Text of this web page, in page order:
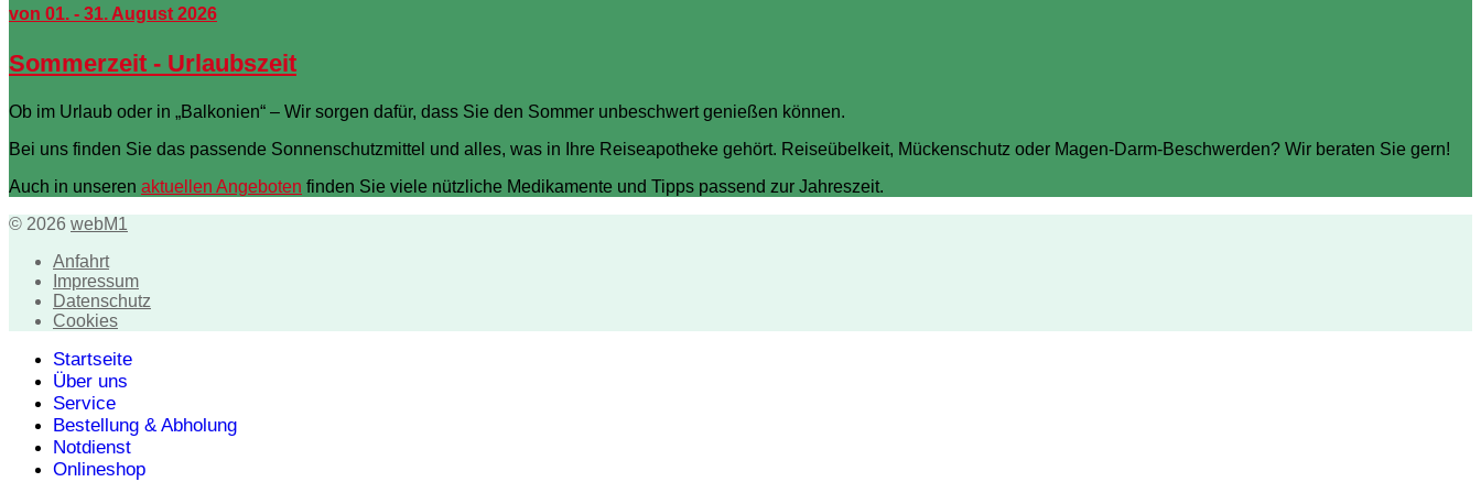
von 01. - 31. August 2026
Sommerzeit - Urlaubszeit
Ob im Urlaub oder in „Balkonien“ – Wir sorgen dafür, dass Sie den Sommer unbeschwert genießen können.
Bei uns finden Sie das passende Sonnenschutzmittel und alles, was in Ihre Reiseapotheke gehört. Reiseübelkeit, Mückenschutz oder Magen-Darm-Beschwerden? Wir beraten Sie gern!
Auch in unseren aktuellen Angeboten finden Sie viele nützliche Medikamente und Tipps passend zur Jahreszeit.
© 2026 webM1
Anfahrt
Impressum
Datenschutz
Cookies
Startseite
Über uns
Service
Bestellung & Abholung
Notdienst
Onlineshop